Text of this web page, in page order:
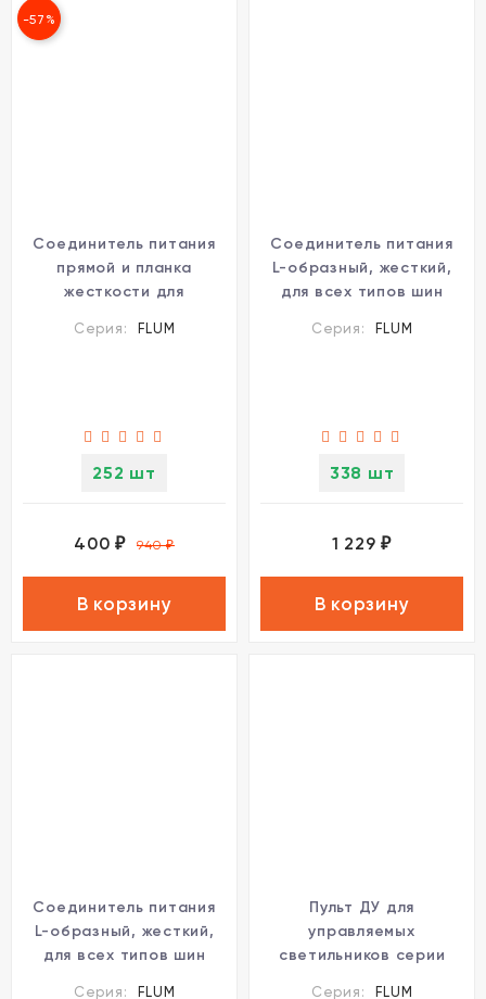
-57%
Соединитель питания
прямой и планка
жесткости для
Novotech FLUM 135102
Серия: FLUM
252 шт
400 ₽ 940₽
В корзину
Соединитель питания
L-образный, жесткий,
для всех типов шин
Серия: FLUM
338 шт
1 229₽
В корзину
Соединитель питания
L-образный, жесткий,
для всех типов шин
Серия: FLUM
Пульт ДУ для
управляемых
светильников серии
Серия: FLUM